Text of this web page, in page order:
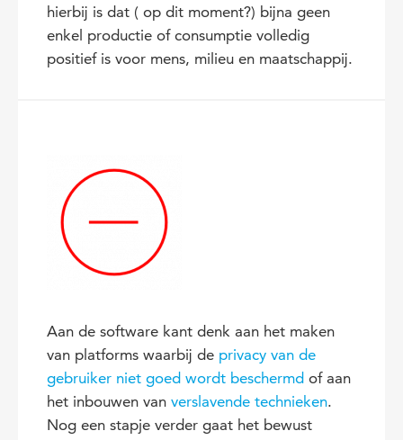
hierbij is dat ( op dit moment?) bijna geen
enkel productie of consumptie volledig
positief is voor mens, milieu en maatschappij.
Aan de software kant denk aan het maken
van platforms waarbij de privacy van de
gebruiker niet goed wordt beschermd of aan
het inbouwen van verslavende technieken.
Nog een stapje verder gaat het bewust